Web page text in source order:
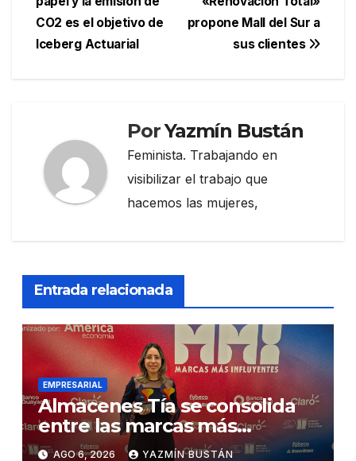
de
entradas
propone Mall del Sur a
sus clientes
CO2 es el objetivo de
Iceberg Actuarial
PorYazmín Bustán
Feminista. Trabajando en
visibilizar el trabajo que
hacemos las mujeres,
Entrada relacionada
EMPRESARIAL
Almacenes Tía se consolida
entre las marcas más
influyentes del Ecuador
AGO 6, 2026 YAZMÍN BUSTÁN